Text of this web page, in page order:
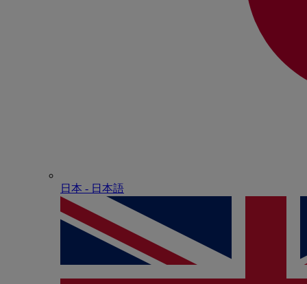
日本 - ⽇本語